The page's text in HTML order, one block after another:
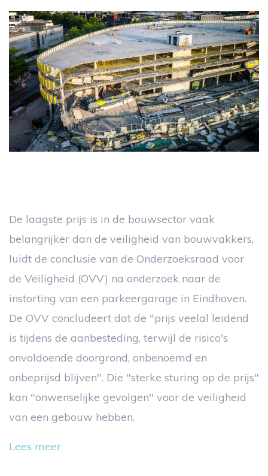
De laagste prijs is in de bouwsector vaak
belangrijker dan de veiligheid van bouwvakkers,
luidt de conclusie van de Onderzoeksraad voor
de Veiligheid (OVV) na onderzoek naar de
instorting van een parkeergarage in Eindhoven.
De OVV concludeert dat de "prijs veelal leidend
is tijdens de aanbesteding, terwijl de risico's
onvoldoende doorgrond, onbenoemd en
onbeprijsd blijven". Die "sterke sturing op de prijs"
kan "onwenselijke gevolgen" voor de veiligheid
van een gebouw hebben.
Lees meer